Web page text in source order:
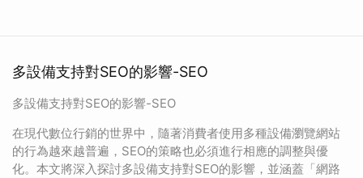
多設備支持對SEO的影響-SEO
多設備支持對SEO的影響-SEO
在現代數位行銷的世界中，隨著消費者使用多種設備瀏覽網站
的行為越來越普遍，SEO的策略也必須進行相應的調整與優
化。本文將深入探討多設備支持對SEO的影響，並涵蓋「網路